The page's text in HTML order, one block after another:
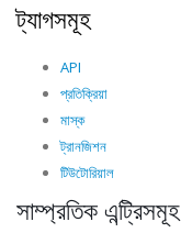
ট্যাগসমূহ
API
প্রতিক্রিয়া
মাস্ক
ট্রানজিশন
টিউটোরিয়াল
সাম্প্রতিক এন্ট্রিসমূহ